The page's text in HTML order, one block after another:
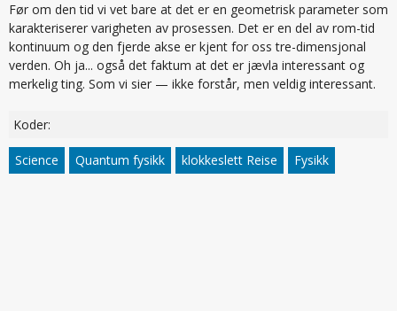
Før om den tid vi vet bare at det er en geometrisk parameter som
karakteriserer varigheten av prosessen. Det er en del av rom-tid
kontinuum og den fjerde akse er kjent for oss tre-dimensjonal
verden. Oh ja... også det faktum at det er jævla interessant og
merkelig ting. Som vi sier — ikke forstår, men veldig interessant.
Koder:
Science Quantum fysikk klokkeslett Reise Fysikk